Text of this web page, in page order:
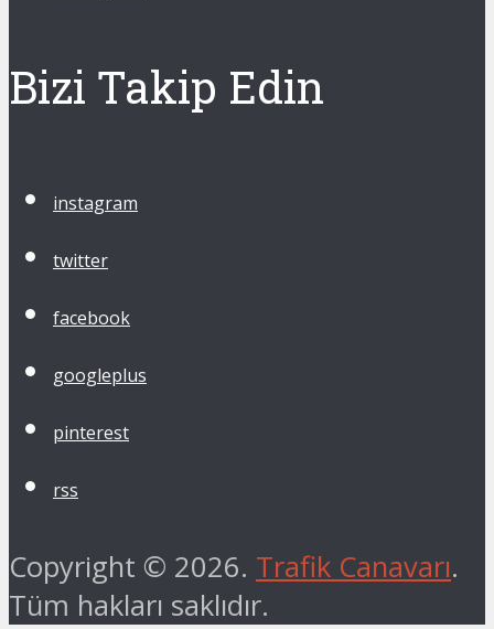
Bizi Takip Edin
instagram
twitter
facebook
googleplus
pinterest
rss
Copyright © 2026. Trafik Canavarı.
Tüm hakları saklıdır.